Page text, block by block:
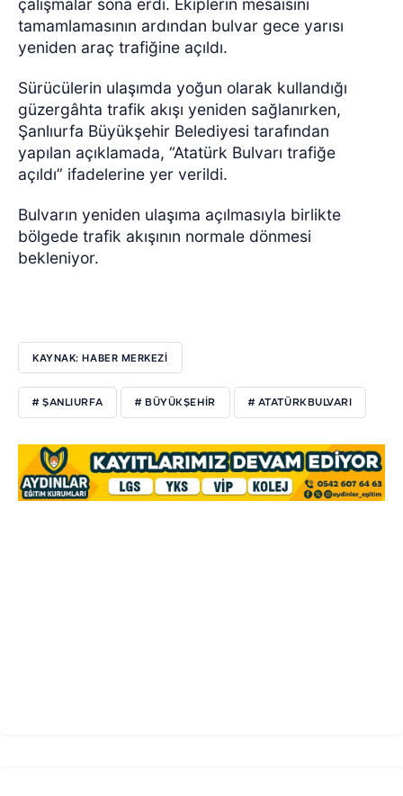
çalışmalar sona erdi. Ekiplerin mesaisini
tamamlamasının ardından bulvar gece yarısı
yeniden araç trafiğine açıldı.
Sürücülerin ulaşımda yoğun olarak kullandığı
güzergâhta trafik akışı yeniden sağlanırken,
Şanlıurfa Büyükşehir Belediyesi tarafından
yapılan açıklamada, “Atatürk Bulvarı trafiğe
açıldı” ifadelerine yer verildi.
Bulvarın yeniden ulaşıma açılmasıyla birlikte
bölgede trafik akışının normale dönmesi
bekleniyor.
KAYNAK: HABER MERKEZİ
# ŞANLIURFA # BÜYÜKŞEHIR # ATATÜRKBULVARI